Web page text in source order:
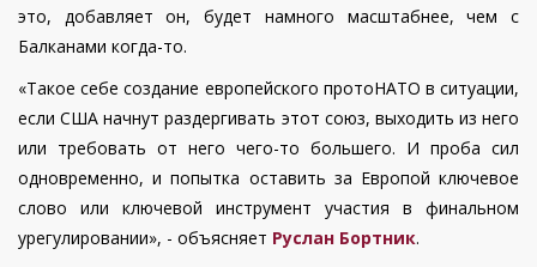
это, добавляет он, будет намного масштабнее, чем с
Балканами когда-то.
«Такое себе создание европейского протоНАТО в ситуации,
если США начнут раздергивать этот союз, выходить из него
или требовать от него чего-то большего. И проба сил
одновременно, и попытка оставить за Европой ключевое
слово или ключевой инструмент участия в финальном
урегулировании», - объясняет Руслан Бортник.